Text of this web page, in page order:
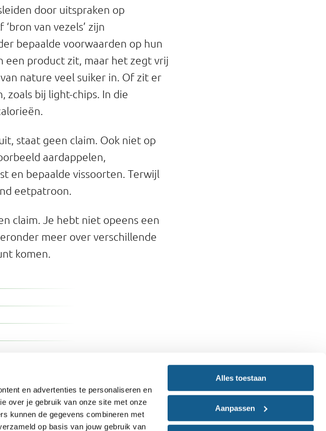
en advertenties te personaliseren en
over je gebruik van onze site met onze
kunnen de gegevens combineren met
op basis van jouw gebruik van
Alles toestaan
Aanpassen
door uitspraken op
‘bron van vezels’ zijn
bepaalde voorwaarden op hun
product zit, maar het zegt vrij
nature veel suiker in. Of zit er
zoals bij light-chips. In die
staat geen claim. Ook niet op
aardappelen,
en bepaalde vissoorten. Terwijl
eetpatroon.
claim. Je hebt niet opeens een
meer over verschillende
komen.
zit, moet je producten met
te kijken.Lees alles over